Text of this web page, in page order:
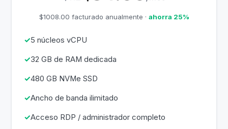
$1008.00 facturado anualmente · ahorra 25%
5 núcleos vCPU
32 GB de RAM dedicada
480 GB NVMe SSD
Ancho de banda ilimitado
Acceso RDP / administrador completo